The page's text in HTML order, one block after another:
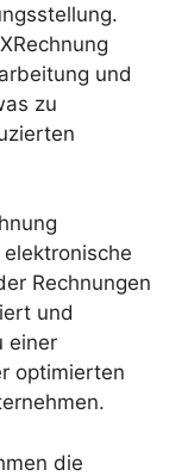
und
zu
Rechnungen
und
einer
optimierten
die